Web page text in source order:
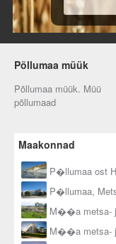
Põllumaa müük
Põllumaa müük. Müü
põllumaad
Maakonnad
P�llumaa ost
P�llumaa,
M��a metsa-
M��a metsa-